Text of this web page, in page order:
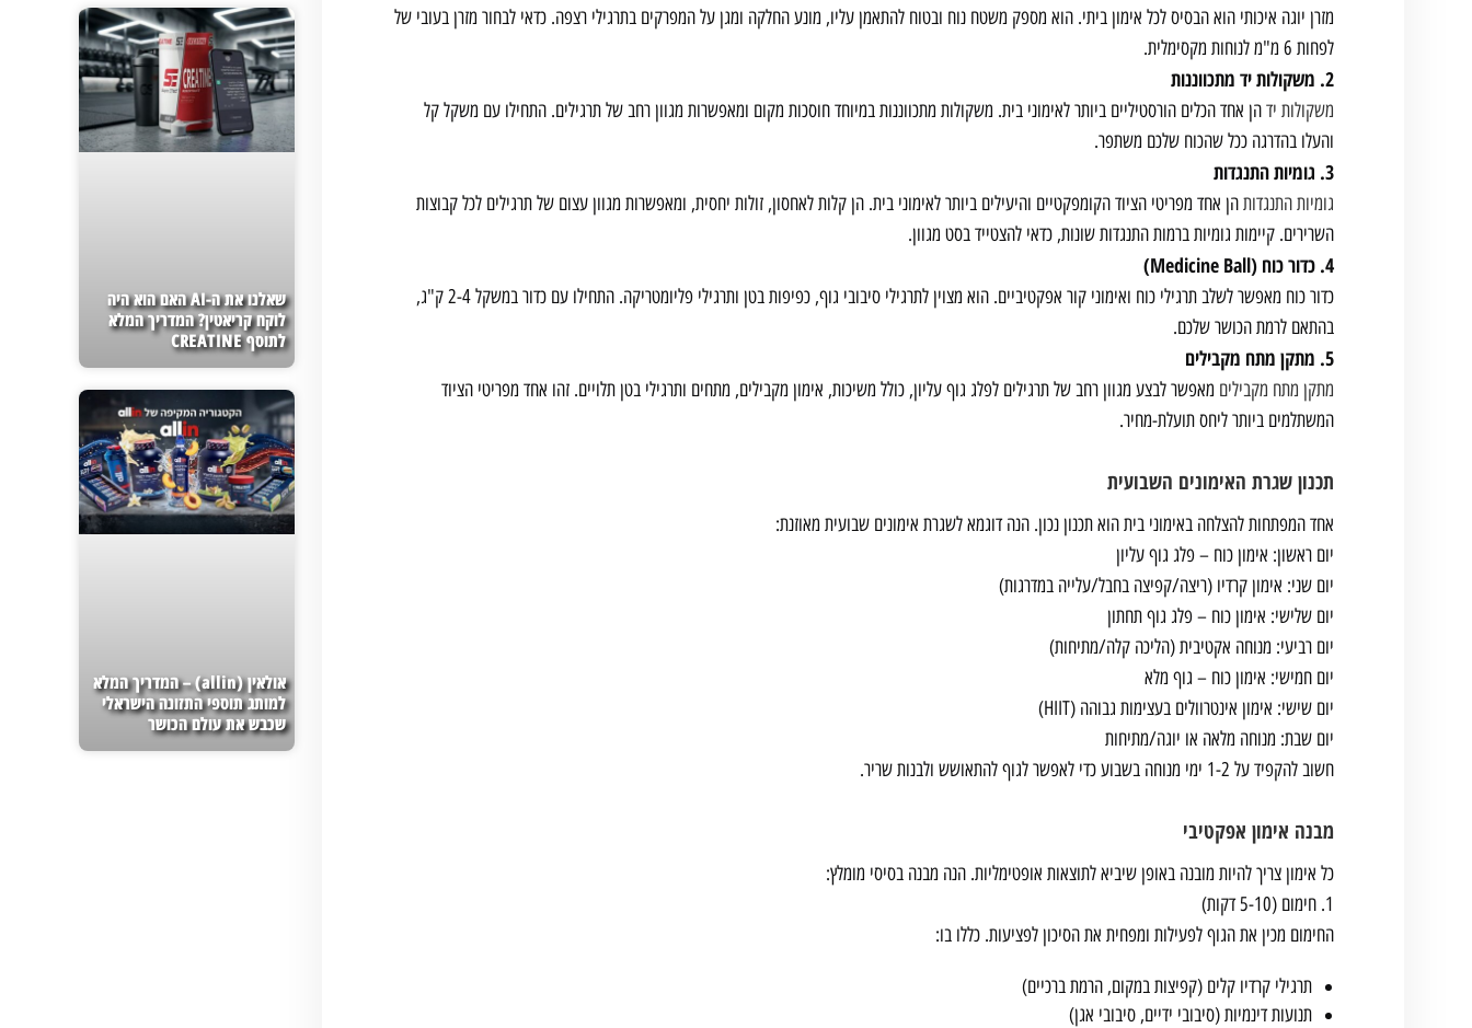
מזרן יוגה איכותי הוא הבסיס לכל אימון ביתי. הוא מספק משטח נוח ובטוח להתאמן עליו, מונע החלקה ומגן על המפרקים בתרגילי רצפה. כדאי לבחור מזרן בעובי של
לפחות 6 מ"מ לנוחות מקסימלית.
2. משקולות יד מתכווננות
משקולות ידהן אחד הכלים הורסטיליים ביותר לאימוני בית. משקולות מתכווננות במיוחד חוסכות מקום ומאפשרות מגוון רחב של תרגילים. התחילו עם משקל קל
והעלו בהדרגה ככל שהכוח שלכם משתפר.
3. גומיות התנגדות
גומיות התנגדותהן אחד מפריטי הציוד הקומפקטיים והיעילים ביותר לאימוני בית. הן קלות לאחסון, זולות יחסית, ומאפשרות מגוון עצום של תרגילים לכל קבוצות
השרירים. קיימות גומיות ברמות התנגדות שונות, כדאי להצטייד בסט מגוון.
4. כדור כוח (Medicine Ball)
כדור כוח מאפשר לשלב תרגילי כוח ואימוני קור אפקטיביים. הוא מצוין לתרגילי סיבובי גוף, כפיפות בטן ותרגילי פליומטריקה. התחילו עם כדור במשקל 2-4 ק"ג,
בהתאם לרמת הכושר שלכם.
5. מתקן מתח מקבילים
מתקן מתח מקבילים מאפשר לבצע מגוון רחב של תרגילים לפלג גוף עליון, כולל משיכות, אימון מקבילים, מתחים ותרגילי בטן תלויים. זהו אחד מפריטי הציוד
המשתלמים ביותר ליחס תועלת-מחיר.
תכנון שגרת האימונים השבועית
אחד המפתחות להצלחה באימוני בית הוא תכנון נכון. הנה דוגמא לשגרת אימונים שבועית מאוזנת:
יום ראשון: אימון כוח – פלג גוף עליון
יום שני: אימון קרדיו (ריצה/קפיצה בחבל/עלייה במדרגות)
יום שלישי: אימון כוח – פלג גוף תחתון
יום רביעי: מנוחה אקטיבית (הליכה קלה/מתיחות)
יום חמישי: אימון כוח – גוף מלא
יום שישי: אימון אינטרוולים בעצימות גבוהה (HIIT)
יום שבת: מנוחה מלאה או יוגה/מתיחות
חשוב להקפיד על 1-2 ימי מנוחה בשבוע כדי לאפשר לגוף להתאושש ולבנות שריר.
מבנה אימון אפקטיבי
כל אימון צריך להיות מובנה באופן שיביא לתוצאות אופטימליות. הנה מבנה בסיסי מומלץ:
1. חימום (5-10 דקות)
החימום מכין את הגוף לפעילות ומפחית את הסיכון לפציעות. כללו בו:
תרגילי קרדיו קלים (קפיצות במקום, הרמת ברכיים)
תנועות דינמיות (סיבובי ידיים, סיבובי אגן)
שאלנו את ה-AI האם הוא היה
לוקח קריאטין? המדריך המלא
לתוסף CREATINE
אולאין (allin) – המדריך המלא
למותג תוספי התזונה הישראלי
שכבש את עולם הכושר